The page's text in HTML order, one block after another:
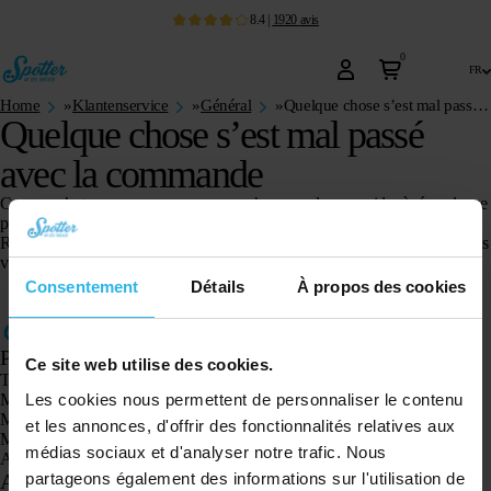
Consentement Détails À propos des cookies
Ce site web utilise des cookies.
Les cookies nous permettent de personnaliser le contenu
et les annonces, d'offrir des fonctionnalités relatives aux
médias sociaux et d'analyser notre trafic. Nous
partageons également des informations sur l'utilisation de
8.4| 1920 avis
0
fr
Home »Klantenservice »Général » Quelque chose s’est mal passé avec la commande
Quelque chose s’est mal passé
avec la commande
Comme c’est ennuyeux, nous sommes heureux de vous aider à résoudre ce
problème.
Remplissez notre
et indiquez ce qui ne va pas, et nous
vous aiderons rapidement
Produits
Traceur GPS Spotter X10
Montre GPS Spotter Senior
Montre GPS Spotter Explorer
Montre GPS Spotter pour enfants
Animal Spotter
Applications